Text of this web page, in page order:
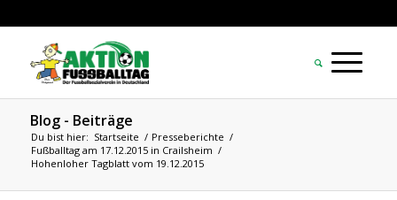
Blog - Beiträge
Du bist hier: Startseite / Presseberichte /
Fußballtag am 17.12.2015 in Crailsheim /
Hohenloher Tagblatt vom 19.12.2015